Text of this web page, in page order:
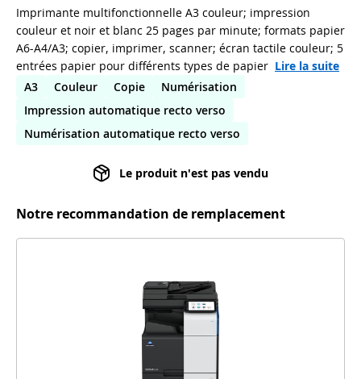
Imprimante multifonctionnelle A3 couleur; impression
couleur et noir et blanc 25 pages par minute; formats papier
A6-A4/A3; copier, imprimer, scanner; écran tactile couleur; 5
entrées papier pour différents types de papier Lire la suite
A3
Couleur Copie
Numérisation
Impression automatique recto verso
Numérisation automatique recto verso
Le produit n'est pas vendu
Notre recommandation de remplacement